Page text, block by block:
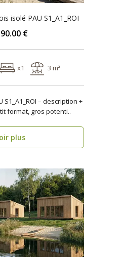
isolé PAU S1_A1_ROI
€
x1 3 m²
S1_A1_ROI – description +
de calcul Petit format, gros potenti..
plus